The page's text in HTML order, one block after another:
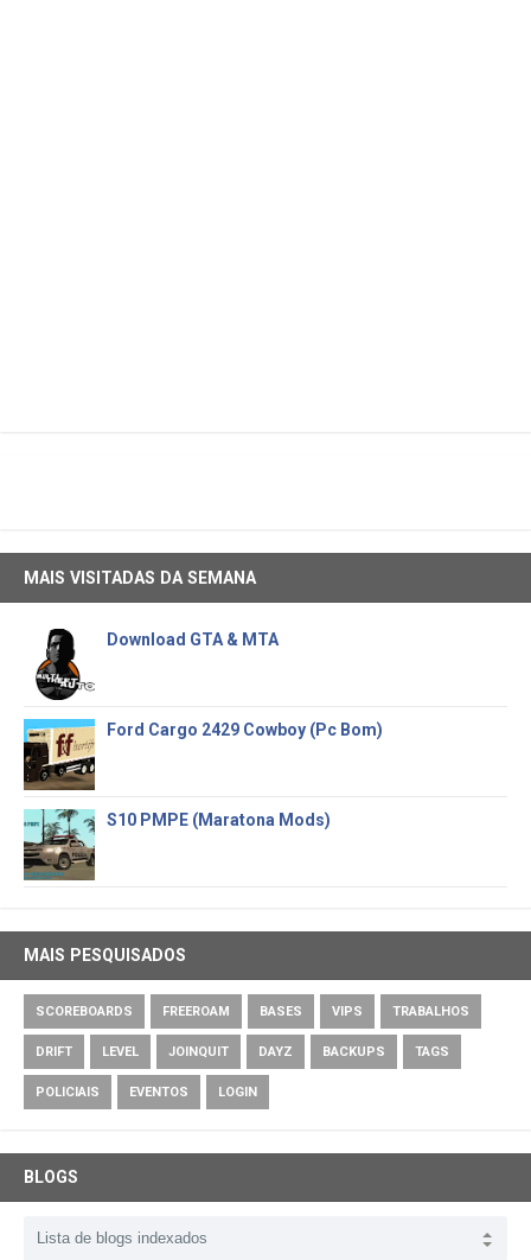
MAIS VISITADAS DA SEMANA
Download GTA & MTA
Ford Cargo 2429 Cowboy (Pc Bom)
S10 PMPE (Maratona Mods)
MAIS PESQUISADOS
SCOREBOARDS FREEROAM BASES VIPS TRABALHOS
DRIFT LEVEL JOINQUIT DAYZ BACKUPS TAGS
POLICIAIS EVENTOS LOGIN
BLOGS